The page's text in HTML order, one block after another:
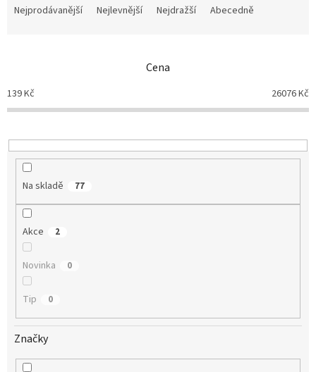
p
r
o
u
Nejprodávanější Nejlevnější Nejdražší Abecedně
Cena
139Kč 26076Kč
Na skladě 77
Akce 2
Novinka 0
Tip 0
Značky